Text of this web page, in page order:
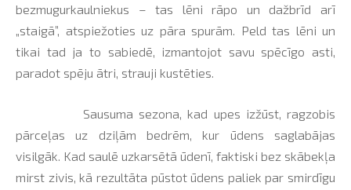
bezmugurkaulniekus – tas lēni rāpo un dažbrīd arī
„staigā”, atspiežoties uz pāra spurām. Peld tas lēni un
tikai tad ja to sabiedē, izmantojot savu spēcīgo asti,
paradot spēju ātri, strauji kustēties.
Sausuma sezona, kad upes izžūst, ragzobis
pārceļas uz dziļām bedrēm, kur ūdens saglabājas
visilgāk. Kad saulē uzkarsētā ūdenī, faktiski bez skābekļa
mirst zivis, kā rezultāta pūstot ūdens paliek par smirdīgu